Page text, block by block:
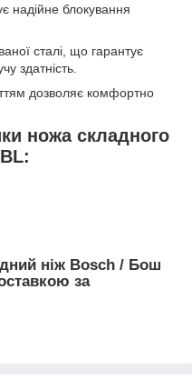
надійне блокування
сталі, що гарантує
здатність.
дозволяє комфортно
ножа складного
ніж Bosch / Бош
за